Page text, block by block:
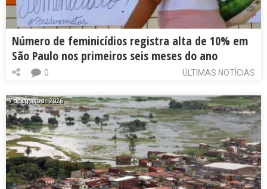
Número de feminicídios registra alta de 10% em
São Paulo nos primeiros seis meses do ano
ÚLTIMAS NOTÍCIAS
0
7 de agosto de 2026